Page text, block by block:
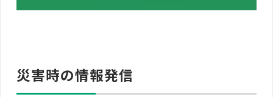
災害時の情報発信